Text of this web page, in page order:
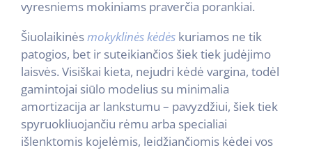
vyresniems mokiniams praverčia porankiai.
Šiuolaikinėsmokyklinės kėdės kuriamos ne tik
patogios, bet ir suteikiančios šiek tiek judėjimo
laisvės. Visiškai kieta, nejudri kėdė vargina, todėl
gamintojai siūlo modelius su minimalia
amortizacija ar lankstumu – pavyzdžiui, šiek tiek
spyruokliuojančiu rėmu arba specialiai
išlenktomis kojelėmis, leidžiančiomis kėdei vos